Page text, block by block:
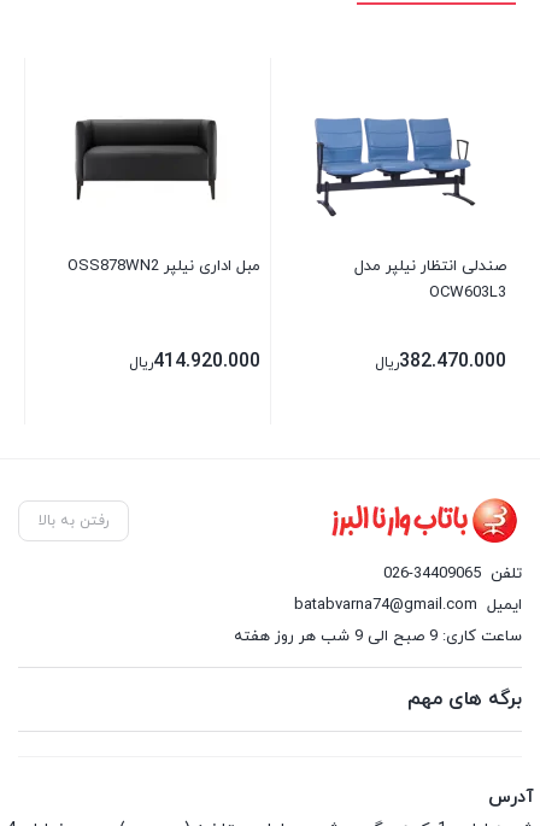
صندلی انتظار نیلپر مدل
OCW603L3
382.470.000ریال
مبل اداری نیلپر OSS878WN2
414.920.000ریال
رفتن به بالا
تلفن 026-34409065
ایمیل batabvarna74@gmail.com
ساعت کاری: 9 صبح الی 9 شب هر روز هفته
برگه های مهم
آدرس